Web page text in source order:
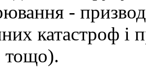
-
катастроф і
тощо).